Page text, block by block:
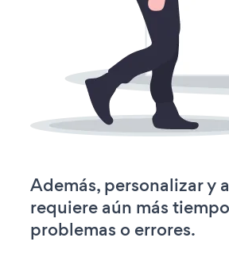
Además, personalizar y
requiere aún más
problemas o errores.